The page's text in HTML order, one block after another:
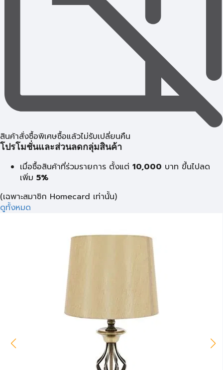
สินค้าสั่งซื้อพิเศษซื้อแล้วไม่รับเปลี่ยนคืน
โปรโมชั่นและส่วนลดกลุ่มสินค้า
เมื่อซื้อสินค้าที่ร่วมรายการ ตั้งแต่ 10,000 บาท ขึ้นไปลด
เพิ่ม 5%
(เฉพาะสมาชิก Homecard เท่านั้น)
ดูทั้งหมด